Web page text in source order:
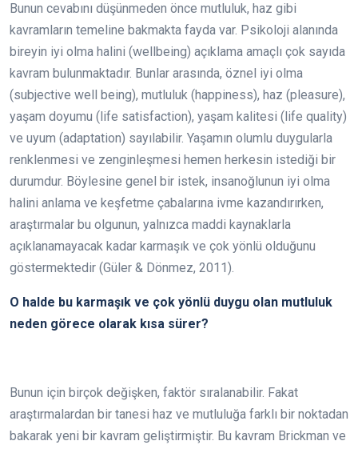
Bunun cevabını düşünmeden önce mutluluk, haz gibi
kavramların temeline bakmakta fayda var. Psikoloji alanında
bireyin iyi olma halini (wellbeing) açıklama amaçlı çok sayıda
kavram bulunmaktadır. Bunlar arasında, öznel iyi olma
(subjective well being), mutluluk (happiness), haz (pleasure),
yaşam doyumu (life satisfaction), yaşam kalitesi (life quality)
ve uyum (adaptation) sayılabilir. Yaşamın olumlu duygularla
renklenmesi ve zenginleşmesi hemen herkesin istediği bir
durumdur. Böylesine genel bir istek, insanoğlunun iyi olma
halini anlama ve keşfetme çabalarına ivme kazandırırken,
araştırmalar bu olgunun, yalnızca maddi kaynaklarla
açıklanamayacak kadar karmaşık ve çok yönlü olduğunu
göstermektedir (Güler & Dönmez, 2011).
O halde bu karmaşık ve çok yönlü duygu olan mutluluk
neden görece olarak kısa sürer?
Bunun için birçok değişken, faktör sıralanabilir. Fakat
araştırmalardan bir tanesi haz ve mutluluğa farklı bir noktadan
bakarak yeni bir kavram geliştirmiştir. Bu kavram Brickman ve